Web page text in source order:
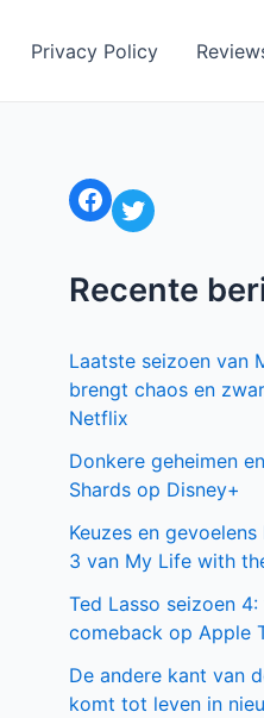
Privacy Policy
Facebook Twitter
Recente
Laatste seizoen van
brengt chaos en
Netflix
Donkere geheimen
Shards op Disney+
Keuzes en
3 van My Life with
Ted Lasso seizoen
comeback op Apple
De andere kant van
komt tot leven in